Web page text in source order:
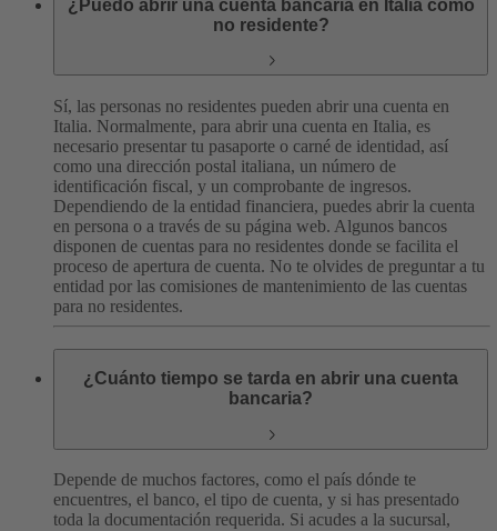
¿Puedo abrir una cuenta bancaria en Italia como
no residente?
Sí, las personas no residentes pueden abrir una cuenta en
Italia. Normalmente, para abrir una cuenta en Italia, es
necesario presentar tu pasaporte o carné de identidad, así
como una dirección postal italiana, un número de
identificación fiscal, y un comprobante de ingresos.
Dependiendo de la entidad financiera, puedes abrir la cuenta
en persona o a través de su página web. Algunos bancos
disponen de cuentas para no residentes donde se facilita el
proceso de apertura de cuenta. No te olvides de preguntar a tu
entidad por las comisiones de mantenimiento de las cuentas
para no residentes.
¿Cuánto tiempo se tarda en abrir una cuenta
bancaria?
Depende de muchos factores, como el país dónde te
encuentres, el banco, el tipo de cuenta, y si has presentado
toda la documentación requerida. Si acudes a la sucursal,